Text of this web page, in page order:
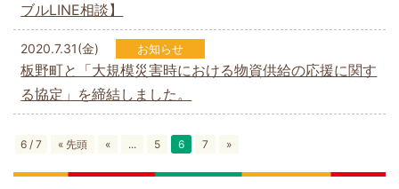
ブルLINE相談】
2020.7.31(金) お知らせ
板野町と「大規模災害時における物資供給の応援に関す
る協定」を締結しました。
6 / 7 « 先頭 « ... 5 6 7 »